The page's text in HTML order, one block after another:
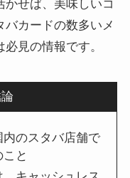
せば、美味しいコ
カードの数多いメ
見の情報です。
のスタバ店舗で
と